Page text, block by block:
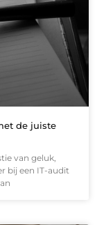
de juiste
van geluk,
bij een IT-audit